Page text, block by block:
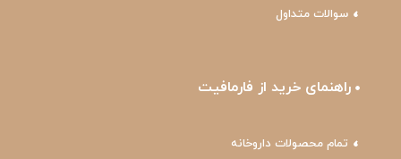
سوالات متداول
راهنمای خرید از فارمافیت
تمام محصولات داروخانه